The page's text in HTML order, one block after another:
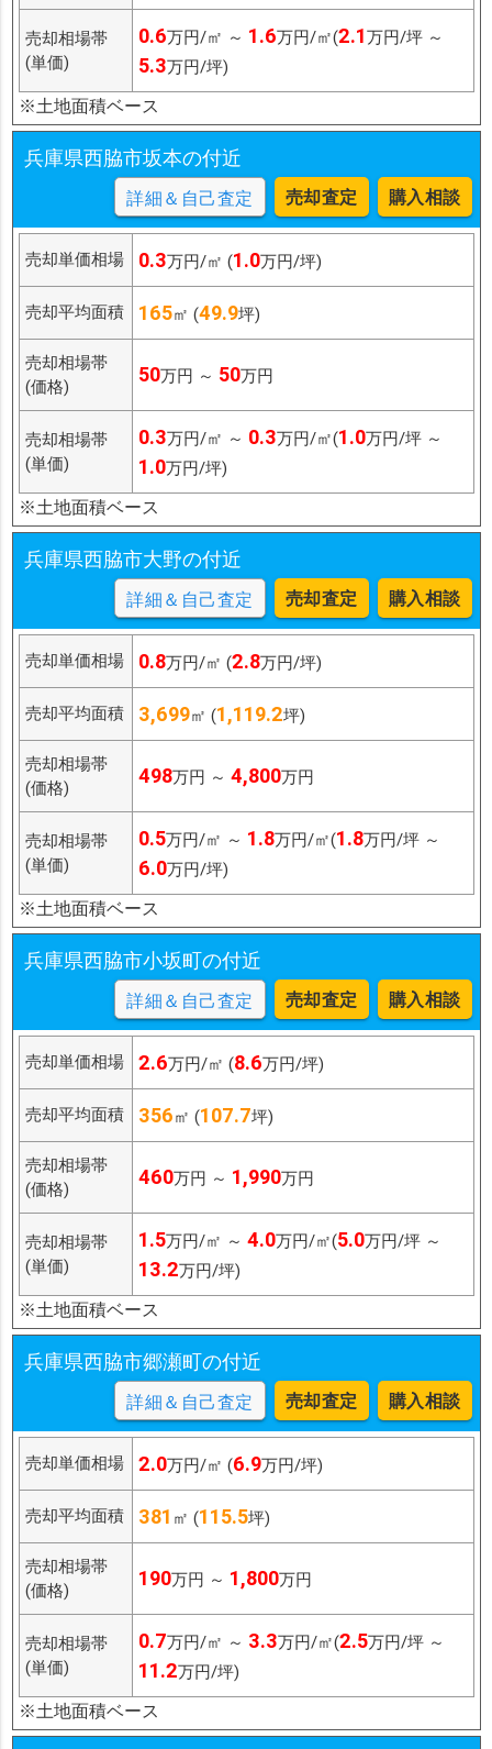
売却相場帯
(単価)
0.6万円/㎡ ～ 1.6万円/㎡(2.1万円/坪 ～
5.3万円/坪)
※土地面積ベース
兵庫県西脇市坂本の付近
詳細＆自己査定 売却査定 購入相談
売却単価相場 0.3万円/㎡ (1.0万円/坪)
売却平均面積 165㎡ (49.9坪)
売却相場帯
(価格)
50万円 ～ 50万円
売却相場帯
(単価)
0.3万円/㎡ ～ 0.3万円/㎡(1.0万円/坪 ～
1.0万円/坪)
※土地面積ベース
兵庫県西脇市大野の付近
詳細＆自己査定 売却査定 購入相談
売却単価相場 0.8万円/㎡ (2.8万円/坪)
売却平均面積 3,699㎡ (1,119.2坪)
売却相場帯
(価格)
498万円 ～ 4,800万円
売却相場帯
(単価)
0.5万円/㎡ ～ 1.8万円/㎡(1.8万円/坪 ～
6.0万円/坪)
※土地面積ベース
兵庫県西脇市小坂町の付近
詳細＆自己査定 売却査定 購入相談
売却単価相場 2.6万円/㎡ (8.6万円/坪)
売却平均面積 356㎡ (107.7坪)
売却相場帯
(価格)
460万円 ～ 1,990万円
売却相場帯
(単価)
1.5万円/㎡ ～ 4.0万円/㎡(5.0万円/坪 ～
13.2万円/坪)
※土地面積ベース
兵庫県西脇市郷瀬町の付近
詳細＆自己査定 売却査定 購入相談
売却単価相場 2.0万円/㎡ (6.9万円/坪)
売却平均面積 381 ㎡ (115.5坪)
売却相場帯
(価格)
190万円 ～ 1,800万円
売却相場帯
(単価)
0.7万円/㎡ ～ 3.3万円/㎡(2.5万円/坪 ～
11.2万円/坪)
※土地面積ベース